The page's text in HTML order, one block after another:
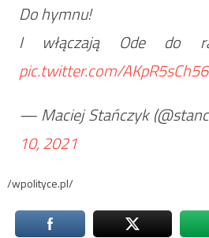
Do hymnu!
I włączają Ode do
pic.twitter.com/AKpR5sCh56
— Maciej Stańczyk
10, 2021
/wpolityce.pl/